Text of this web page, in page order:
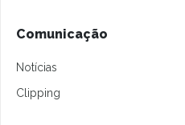
Comunicação
Notícias
Clipping